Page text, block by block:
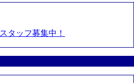
タッフ募集中！